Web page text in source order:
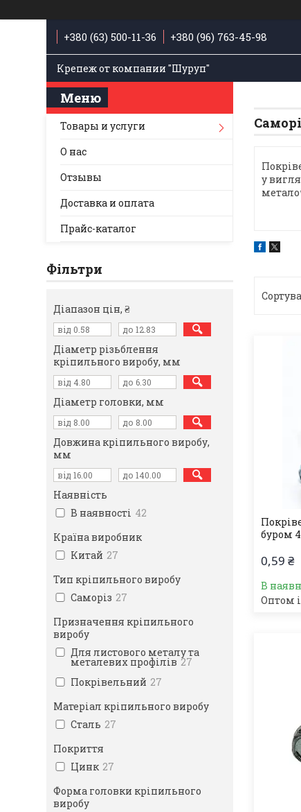
+380 (63) 500-11-36 +380 (96) 763-45-98
Крепеж от компании "Шуруп"
у
буром
0,59 ₴
В
Оптом
Товары и услуги
О нас
Отзывы
Доставка и оплата
Прайс-каталог
Фільтри
Діапазон цін, ₴
Діаметр різьблення
кріпильного виробу, мм
Діаметр головки, мм
Довжина кріпильного виробу,
мм
Наявність
В наявності 42
Країна виробник
Китай 27
Тип кріпильного виробу
Саморіз 27
Призначення кріпильного
виробу
Для листового металу та
металевих профілів 27
Покрівельний 27
Матеріал кріпильного виробу
Сталь 27
Покриття
Цинк 27
Форма головки кріпильного
виробу